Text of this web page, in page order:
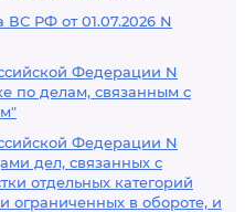
РФ от 01.07.2026 N
Федерации N
по делам, связанным с
Федерации N
дел, связанных с
отдельных категорий
ограниченных в обороте, и